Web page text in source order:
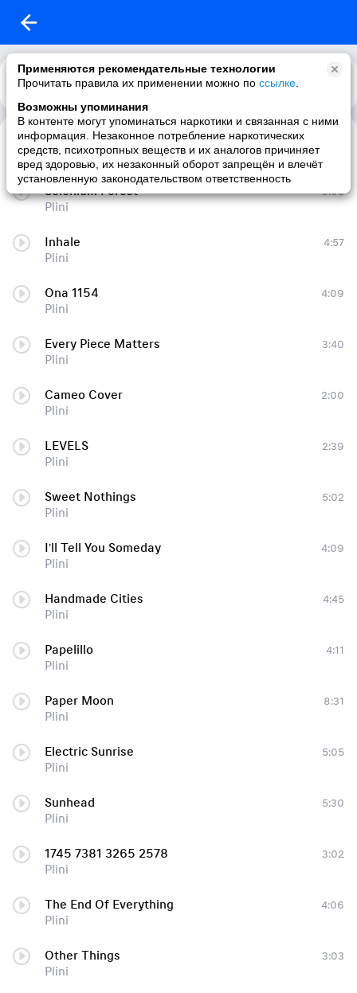
Применяются рекомендательные технологии
Прочитать правила их применении можно по ссылке
Возможны упоминания
В контенте могут упоминаться наркотики и связанная с ними
информация. Незаконное потребление наркотических
средств, психотропных веществ и их аналогов причиняет
вред здоровью, их незаконный оборот запрещён и влечёт
установленную законодательством ответственность
Каталог Рекомендации
Tarred & Feathered
Plini
Selenium Forest
Plini
6:05
Inhale
Plini
4:57
Ona 1154
Plini
4:09
Every Piece Matters
Plini
3:40
Cameo Cover
Plini
2:00
LEVELS
Plini
2:39
Sweet Nothings
Plini
5:02
I'll Tell You Someday
Plini
4:09
Handmade Cities
Plini
4:45
Papelillo
Plini
4:11
Paper Moon
Plini
8:31
Electric Sunrise
Plini
5:05
Sunhead
Plini
5:30
1745 7381 3265 2578
Plini
3:02
The End Of Everything
Plini
4:06
Other Things
Plini
3:03